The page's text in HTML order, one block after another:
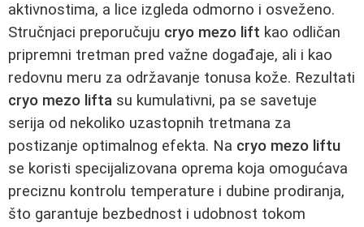
aktivnostima, a lice izgleda odmorno i osveženo.
Stručnjaci preporučuju cryo mezo lift kao odličan
pripremni tretman pred važne događaje, ali i kao
redovnu meru za održavanje tonusa kože. Rezultati
cryo mezo lifta su kumulativni, pa se savetuje
serija od nekoliko uzastopnih tretmana za
postizanje optimalnog efekta. Na cryo mezo liftu
se koristi specijalizovana oprema koja omogućava
preciznu kontrolu temperature i dubine prodiranja,
što garantuje bezbednost i udobnost tokom